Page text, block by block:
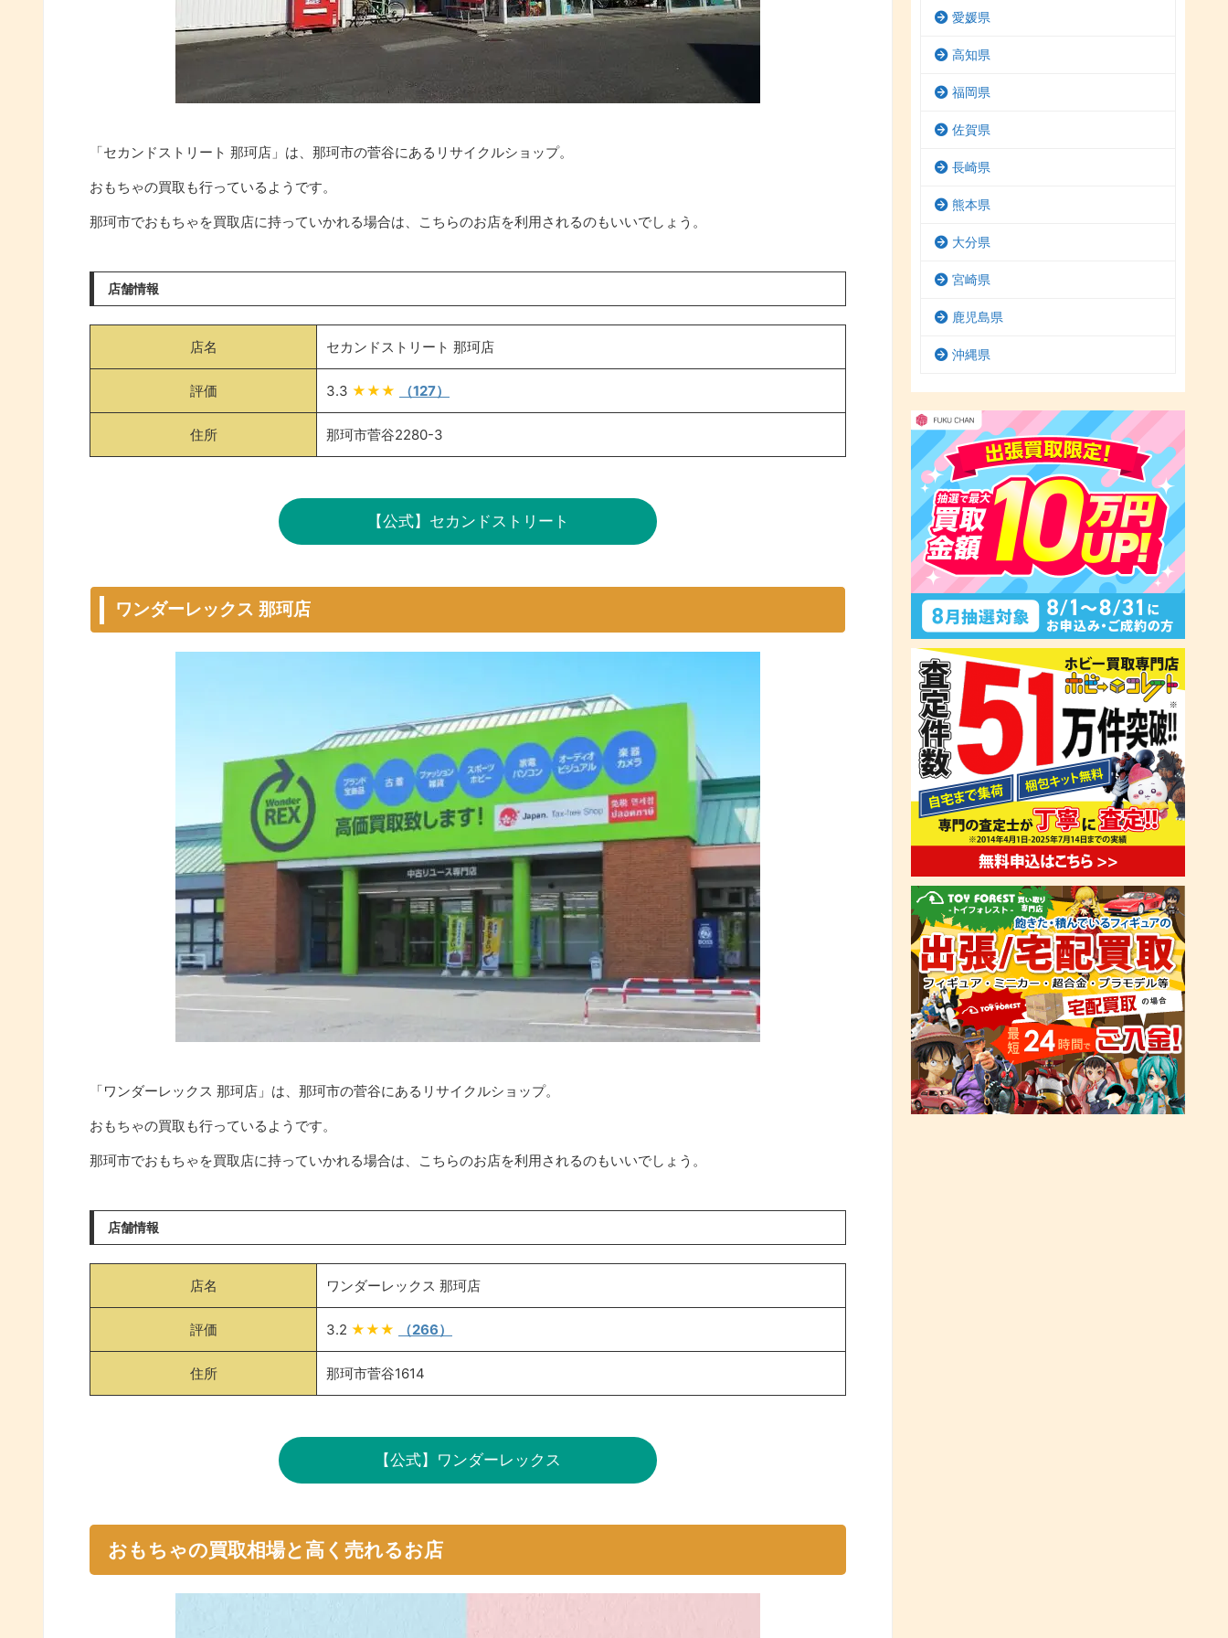
「セカンドストリート 那珂店」は、那珂市の菅谷にあるリサイクルショップ。
おもちゃの買取も行っているようです。
那珂市でおもちゃを買取店に持っていかれる場合は、こちらのお店を利用されるのもいいでしょう。
店舗情報
店名 セカンドストリート 那珂店
評価 3.3 ★★★ （127）
住所 那珂市菅谷2280-3
【公式】セカンドストリート
ワンダーレックス 那珂店
「ワンダーレックス 那珂店」は、那珂市の菅谷にあるリサイクルショップ。
おもちゃの買取も行っているようです。
那珂市でおもちゃを買取店に持っていかれる場合は、こちらのお店を利用されるのもいいでしょう。
店舗情報
店名 ワンダーレックス 那珂店
評価 3.2 ★★★ （266）
住所 那珂市菅谷1614
【公式】ワンダーレックス
おもちゃの買取相場と高く売れるお店
愛媛県
高知県
福岡県
佐賀県
長崎県
熊本県
大分県
宮崎県
鹿児島県
沖縄県